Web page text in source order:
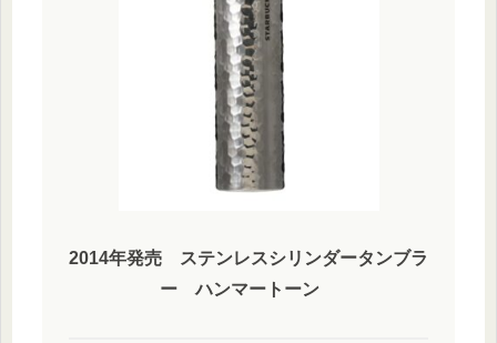
2014年発売 ステンレスシリンダータンブラ
ー ハンマートーン